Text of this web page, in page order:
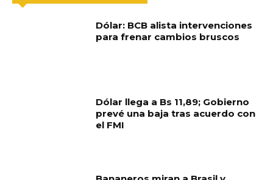
Dólar: BCB alista intervenciones
para frenar cambios bruscos
Dólar llega a Bs 11,89; Gobierno
prevé una baja tras acuerdo con
el FMI